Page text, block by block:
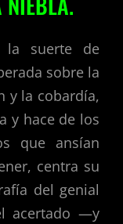
la suerte de
sobre la
y la cobardía,
y hace de los
que ansían
centra su
del genial
acertado —y